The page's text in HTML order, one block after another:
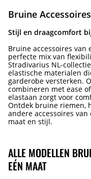
Bruine
Stijl en draagcomfort
Bruine accessoires
perfecte mix van
Stradivarius NL-
elastische materialen
garderobe versterken.
combineren met ease
elastaan zorgt voor
Ontdek bruine riemen,
andere accessoires
maat en stijl.
ALLE MODELLEN
EÉN MAAT